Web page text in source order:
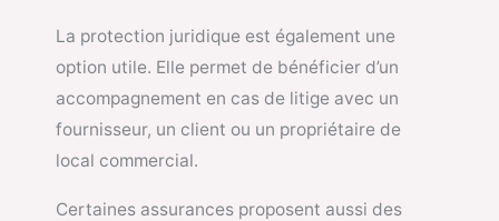
La protection juridique est également une
option utile. Elle permet de bénéficier d’un
accompagnement en cas de litige avec un
fournisseur, un client ou un propriétaire de
local commercial.
Certaines assurances proposent aussi des